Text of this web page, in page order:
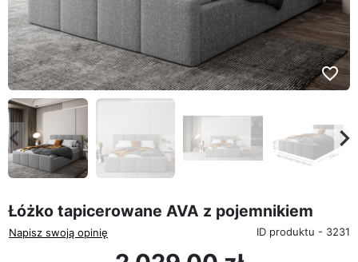
favorite_border
Poprzedni
Łóżko tapicerowane AVA z pojemnikiem
Napisz swoją opinię ID produktu - 3231